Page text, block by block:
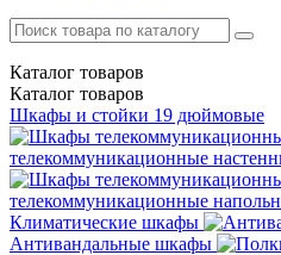
Каталог товаров
Каталог товаров
Шкафы и стойки 19 дюймовые
телекоммуникационные
телекоммуникационные
Климатические шкафы
Антивандальные шкафы